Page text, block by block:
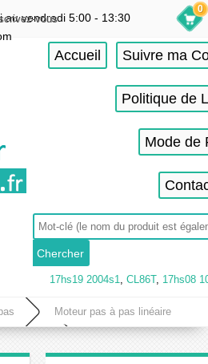
vous
au vendredi 5:00 - 13:30
0
Accueil Suivre ma
Politique de
Mode de
17hs19 2004s1, CL86T, 17hs08
Moteur pas à pas linéaire